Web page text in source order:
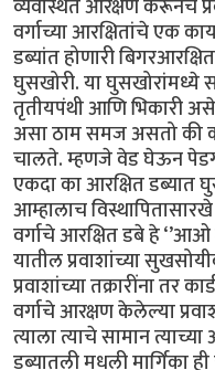
व्यवस्थित आरक्षण करूनच
वर्गाच्या आरक्षितांचे एक
डब्यांत होणारी
घुसखोरी. या घुसखोरांमध्ये
तृतीयपंथी आणि भिकारी
असा ठाम समज असतो की
चालते. म्हणजे वेड घेऊन
एकदा का आरक्षित डब्यात
आम्हालाच
वर्गाचे आरक्षित डबे हे
यातील प्रवाशांच्या
प्रवाशांच्या तक्रारींना तर
वर्गाचे आरक्षण केलेल्या
त्याला त्याचे सामान
डब्यातली मधली मार्गिका